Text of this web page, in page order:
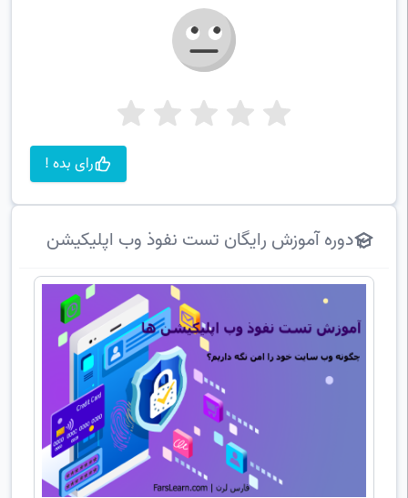
رای بده !
دوره آموزش رایگان تست نفوذ وب اپلیکیشن